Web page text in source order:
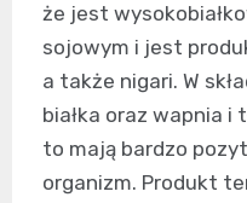
że jest
sojowym i jest
a także nigari. W
białka oraz wapnia i
to mają bardzo
organizm. Produkt